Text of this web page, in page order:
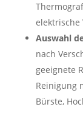
elektrische
Auswahl
nach
geeignete
Reinigung
Bürste,